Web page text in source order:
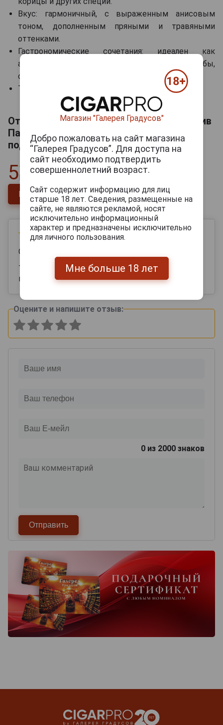
Вкус: гармоничный, с выраженным анисовым
тоном, дополненным пряными и травяными
оттенками.
Гастрономические сочетания: идеален как
аперитив, хорошо сочетается с блюдами из рыбы,
овощей и пряной кухни.
Температура сервировки: 8-10 °C.
Отзывы на Pastis Henri Bardouin Аперитив
Пастис Анри Бардуэн 0.7л + 2 стакана в
подарочной упаковке
5
отзыв
Напишите отзыв
07 апреля 2025
Светлана
То , что нужно получить в подарок ! Идеальный
вкус
Оцените и напишите отзыв:
0 из 2000 знаков
Магазин "Галерея Градусов"
Добро пожаловать на сайт магазина
“Галерея Градусов”. Для доступа на
сайт необходимо подтвердить
совершеннолетний возраст.
Сайт содержит информацию для лиц
старше 18 лет. Сведения, размещенные на
сайте, не являются рекламой, носят
исключительно информационный
характер и предназначены исключительно
для личного пользования.
Мне больше 18 лет